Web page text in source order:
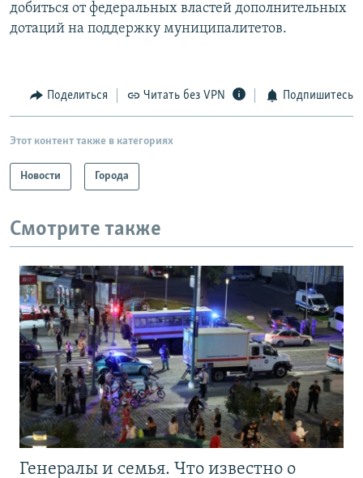
добиться от федеральных властей дополнительных
дотаций на поддержку муниципалитетов.
Поделиться Читать без VPN Подпишитесь
Этот контент также в категориях
Новости Города
Смотрите также
Генералы и семья. Что известно о